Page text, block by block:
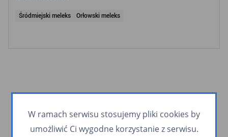
Śródmiejski meleks Orłowski meleks
W ramach serwisu stosujemy pliki cookies by
umożliwić Ci wygodne korzystanie z serwisu.